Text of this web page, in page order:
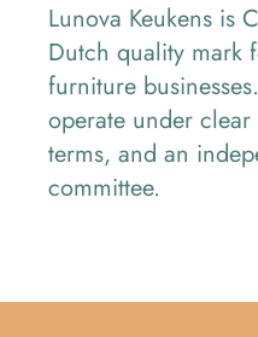
Lunova Keukens is
Dutch quality mark
furniture
operate under
terms, and an
committee.